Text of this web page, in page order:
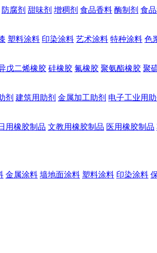
防腐剂 甜味剂 增稠剂 食品香料 酶制剂 食
塑料涂料 印染涂料 艺术涂料 特种涂料 色
戊二烯橡胶 硅橡胶 氟橡胶 聚氨酯橡胶 聚
剂 建筑用助剂 金属加工助剂 电子工业用助
用橡胶制品 文教用橡胶制品 医用橡胶制品
金属涂料 墙地面涂料 塑料涂料 印染涂料